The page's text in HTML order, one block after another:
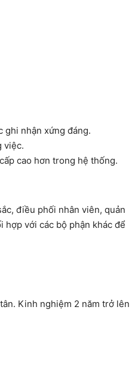
ghi nhận xứng đáng.
việc.
cao hơn trong hệ thống.
điều phối nhân viên, quản
hợp với các bộ phận khác để
Kinh nghiệm 2 năm trở lên